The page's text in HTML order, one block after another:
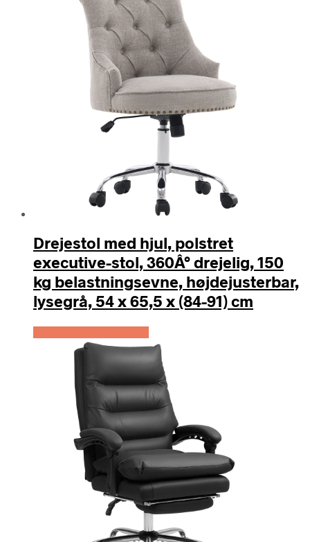
Drejestol med hjul, polstret
executive-stol, 360Â° drejelig, 150
kg belastningsevne, højdejusterbar,
lysegrå, 54 x 65,5 x (84-91) cm